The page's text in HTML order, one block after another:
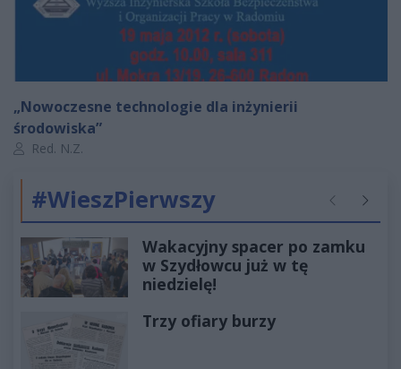
„Nowoczesne technologie dla inżynierii
środowiska”
Autor artykułu:
Red. N.Z.
#WieszPierwszy Poprzednie
Wakacyjny spacer po zamku
w Szydłowcu już w tę
niedzielę!
Trzy ofiary burzy